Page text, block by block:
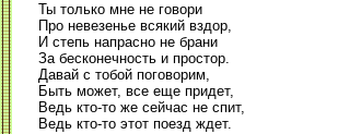
Ты только мне не говори
Про невезенье всякий вздор,
И степь напрасно не брани
За бесконечность и простор.
Давай с тобой поговорим,
Быть может, все еще придет,
Ведь кто-то же сейчас не спит,
Ведь кто-то этот поезд ждет.